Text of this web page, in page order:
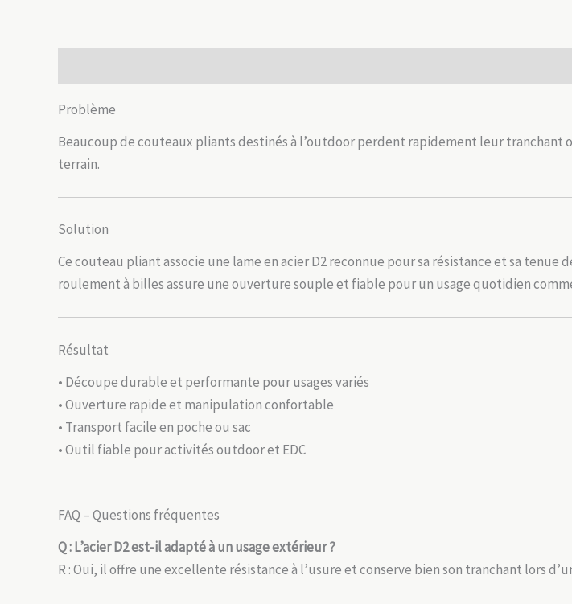
Problème
Beaucoup de couteaux pliants destinés à l’outdoor perdent rapidement leur
terrain.
Solution
Ce couteau pliant associe une lame en acier D2 reconnue pour sa résistance et sa tenue
roulement à billes assure une ouverture souple et fiable pour un usage quotidien
Résultat
• Découpe durable et performante pour usages variés
• Ouverture rapide et manipulation confortable
• Transport facile en poche ou sac
• Outil fiable pour activités outdoor et EDC
FAQ – Questions fréquentes
Q : L’acier D2 est-il adapté à un usage extérieur ?
R : Oui, il offre une excellente résistance à l’usure et conserve bien son tranchant lors